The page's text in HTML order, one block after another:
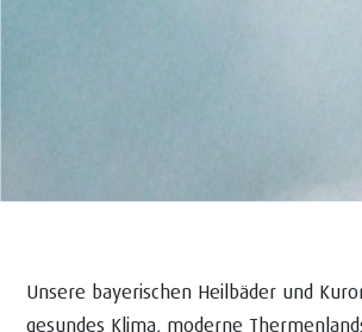
Unsere bayerischen Heilbäder und
gesundes Klima, moderne